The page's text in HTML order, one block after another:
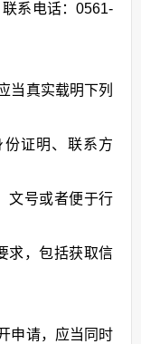
联系电话：0561-
当真实载明下列
证明、联系方
文号或者便于行
求，包括获取信
申请，应当同时